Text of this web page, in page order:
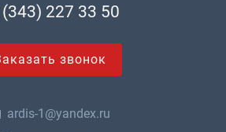
227 33 50
звонок
ardis-1@yandex.ru